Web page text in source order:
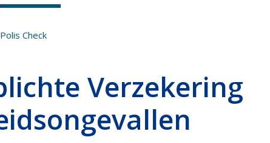
Polis Check
Verzekering